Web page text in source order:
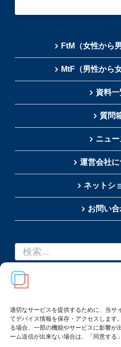
適切なサービスを提供するために、当サ
てデバイス情報を保存・アクセスします
る場合、一部の機能やサービスに影響が
ーム送信が出来ない場合は、「同意する
FtM（女性から
MtF（男性から
資料
質問
ニュー
運営会社に
ネットシ
お問い
索
…
Copyright(c) 2002-2026Thai
rights